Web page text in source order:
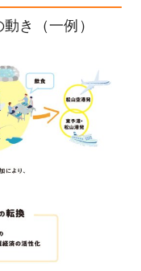
き（一例）